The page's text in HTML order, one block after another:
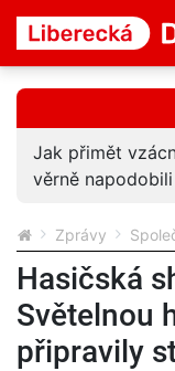
Jak přimět
věrně
Zprávy
Hasičská
Světelnou
připravily